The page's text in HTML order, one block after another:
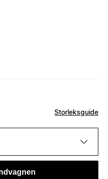
Storleksguide